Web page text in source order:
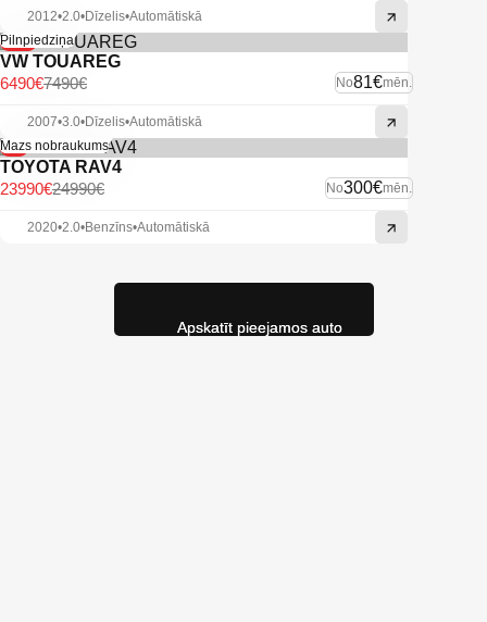
2012•2.0•Dīzelis•Automātiskā
-13%
Pilnpiedziņa
VW TOUAREG
No81€mēn.
7490€
6490€
2007•3.0•Dīzelis•Automātiskā
-4%
Mazs nobraukums
TOYOTA RAV4
No300€mēn.
24990€
23990€
2020•2.0•Benzīns•Automātiskā